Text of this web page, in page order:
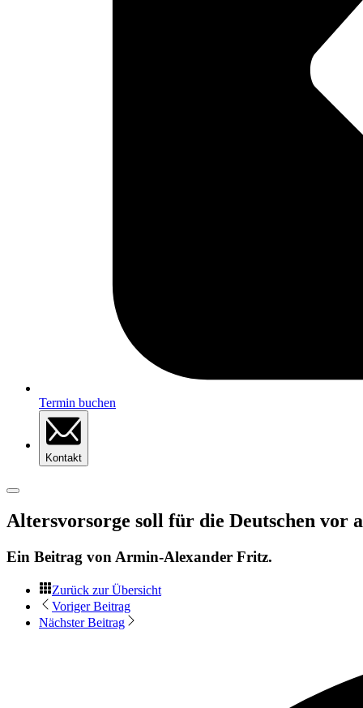
Termin buchen
Kontakt
Altersvorsorge soll für die Deutschen vor
Ein Beitrag von Armin-Alexander Fritz.
Zurück zur Übersicht
Voriger Beitrag
Nächster Beitrag